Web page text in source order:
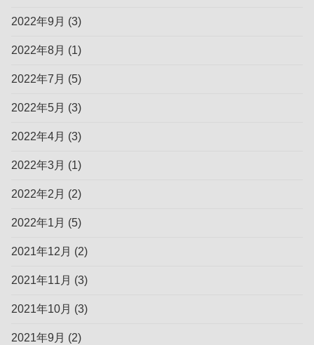
2022年9月 (3)
2022年8月 (1)
2022年7月 (5)
2022年5月 (3)
2022年4月 (3)
2022年3月 (1)
2022年2月 (2)
2022年1月 (5)
2021年12月 (2)
2021年11月 (3)
2021年10月 (3)
2021年9月 (2)